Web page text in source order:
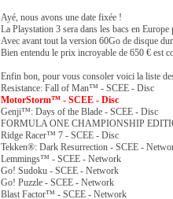
Ayé, nous avons une date fixée !
La Playstation 3 sera dans les bacs en
Avec avant tout la version 60Go de disque
Bien entendu le prix incroyable de 650 € est
Enfin bon, pour vous consoler voici la liste
Resistance: Fall of Man™ - SCEE - Disc
MotorStorm™ - SCEE - Disc
Genji™: Days of the Blade - SCEE - Disc
FORMULA ONE CHAMPIONSHIP
Ridge Racer™ 7 - SCEE - Disc
Tekken®: Dark Resurrection - SCEE -
Lemmings™ - SCEE - Network
Go! Sudoku - SCEE - Network
Go! Puzzle - SCEE - Network
Blast Factor™ - SCEE - Network